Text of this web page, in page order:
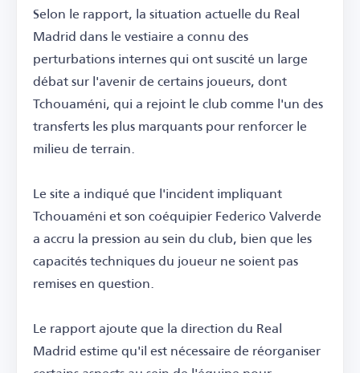
Selon le rapport, la situation actuelle du Real
Madrid dans le vestiaire a connu des
perturbations internes qui ont suscité un large
débat sur l'avenir de certains joueurs, dont
Tchouaméni, qui a rejoint le club comme l'un des
transferts les plus marquants pour renforcer le
milieu de terrain.
Le site a indiqué que l'incident impliquant
Tchouaméni et son coéquipier Federico Valverde
a accru la pression au sein du club, bien que les
capacités techniques du joueur ne soient pas
remises en question.
Le rapport ajoute que la direction du Real
Madrid estime qu'il est nécessaire de réorganiser